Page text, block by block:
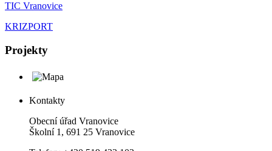
TIC Vranovice
KRIZPORT
Projekty
Kontakty
Obecní úřad Vranovice
Školní 1, 691 25 Vranovice